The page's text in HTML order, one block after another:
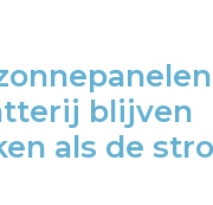
blijven
als de